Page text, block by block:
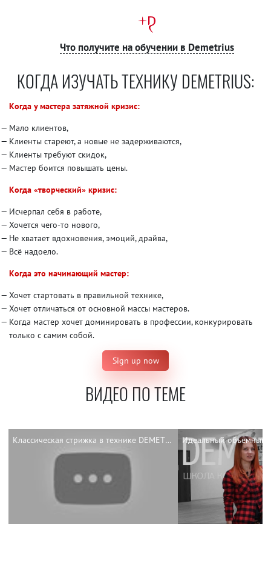
Что получите на обучении в Demetrius
КОГДА ИЗУЧАТЬ ТЕХНИКУ DEMETRIUS:
Когда у мастера затяжной кризис:
Мало клиентов,
Клиенты стареют, а новые не задерживаются,
Клиенты требуют скидок,
Мастер боится повышать цены.
Когда «творческий» кризис:
Исчерпал себя в работе,
Хочется чего-то нового,
Не хватает вдохновения, эмоций, драйва,
Всё надоело.
Когда это начинающий мастер:
Хочет стартовать в правильной технике,
Хочет отличаться от основной массы мастеров.
Когда мастер хочет доминировать в профессии, конкурировать
только с самим собой.
Sign up now
ВИДЕО ПО ТЕМЕ
Классическая стрижка в технике DEMETRIUS